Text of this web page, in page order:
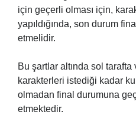
için geçerli olması için,
yapıldığında, son durum
etmelidir.
Bu şartlar altında sol
karakterleri istediği kadar
olmadan final durumuna
etmektedir.